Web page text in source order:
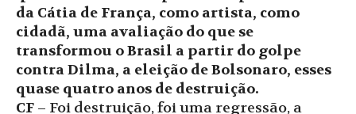
da Cátia de França, como artista, como
cidadã, uma avaliação do que se
transformou o Brasil a partir do golpe
contra Dilma, a eleição de Bolsonaro, esses
quase quatro anos de destruição.
CF – Foi destruição, foi uma regressão, a